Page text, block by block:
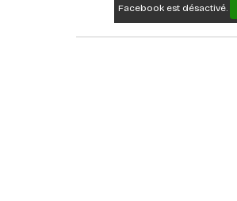
Facebook est désactivé.